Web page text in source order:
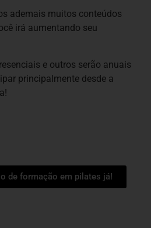
ademais muitos conteúdos
irá aumentando seu
e outros serão anuais
principalmente desde a
de formação em pilates já!